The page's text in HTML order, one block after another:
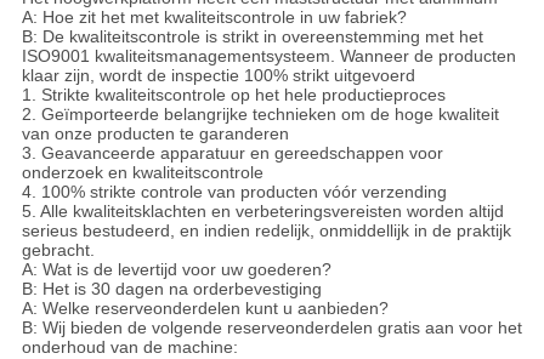
A: Hoe zit het met kwaliteitscontrole in uw fabriek?
B: De kwaliteitscontrole is strikt in overeenstemming met het
ISO9001 kwaliteitsmanagementsysteem. Wanneer de producten
klaar zijn, wordt de inspectie 100% strikt uitgevoerd
1. Strikte kwaliteitscontrole op het hele productieproces
2. Geïmporteerde belangrijke technieken om de hoge kwaliteit
van onze producten te garanderen
3. Geavanceerde apparatuur en gereedschappen voor
onderzoek en kwaliteitscontrole
4. 100% strikte controle van producten vóór verzending
5. Alle kwaliteitsklachten en verbeteringsvereisten worden altijd
serieus bestudeerd, en indien redelijk, onmiddellijk in de praktijk
gebracht.
A: Wat is de levertijd voor uw goederen?
B: Het is 30 dagen na orderbevestiging
A: Welke reserveonderdelen kunt u aanbieden?
B: Wij bieden de volgende reserveonderdelen gratis aan voor het
onderhoud van de machine: